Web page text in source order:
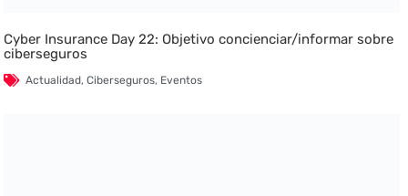
Cyber Insurance Day 22: Objetivo concienciar/informar sobre
ciberseguros
Actualidad,Ciberseguros, Eventos